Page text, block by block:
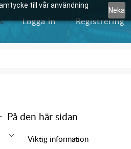
till vår användning
Neka
Logga in Registrering
På den här sidan
Viktig information